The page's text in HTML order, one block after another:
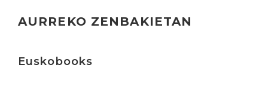
AURREKO ZENBAKIETAN
Euskobooks